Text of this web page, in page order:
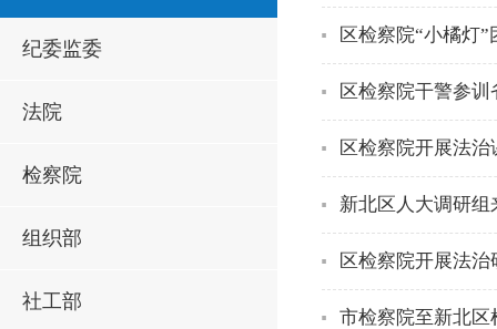
纪委监委
法院
检察院
组织部
社工部
区检察院“小橘灯
区检察院干警参
区检察院开展法
新北区人大调研
区检察院开展法治
市检察院至新北